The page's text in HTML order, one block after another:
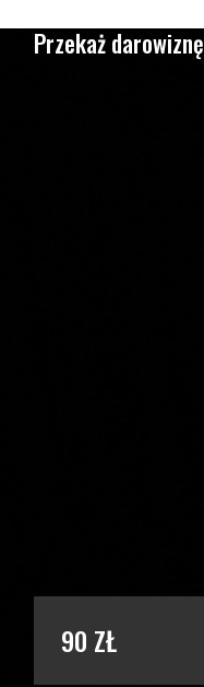
Przekaż darowiznę
90 ZŁ
PODAJ KWOTĘ